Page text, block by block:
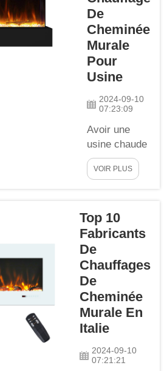
modernes pour
votre maison est
une décision
importante qui
apportera
confort et style
à votre espace
de vie. Il y a
mille
fournisseurs sur
choisir...
De
Cheminée
Murale
Pour
Usine
2024-09-10
07:23:09
Avoir une
usine chaude
et
accueillante
glaciaux est
une idée
charmante,
sans
mentionner
que cela
rendra votre
espace
encore plus
séduisant. Si
vous
VOIR PLUS
Top 10
Fabricants
De
Chauffages
De
Cheminée
Murale En
Italie
2024-09-10
07:21:21